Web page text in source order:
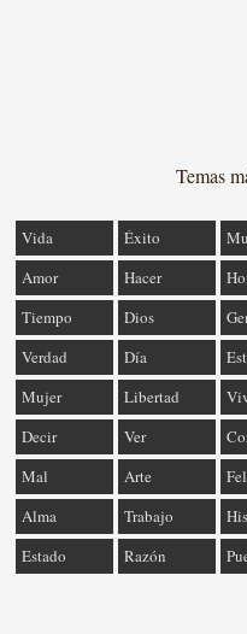
Temas
Vida Éxito
Amor
Hacer
Tiempo
Dios
Verdad
Día
Mujer
Libertad
Decir
Ver
Mal
Arte
Alma
Trabajo
Estado
Razón